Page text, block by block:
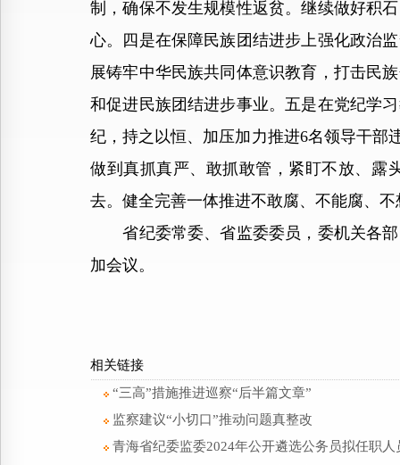
制，确保不发生规模性返贫。继续做好积
心。四是在保障民族团结进步上强化政治
展铸牢中华民族共同体意识教育，打击民
和促进民族团结进步事业。五是在党纪学
纪，持之以恒、加压加力推进6名领导干部
做到真抓真严、敢抓敢管，紧盯不放、露
去。健全完善一体推进不敢腐、不能腐、
省纪委常委、省监委委员，委机关各部
加会议。
相关链接
“三高”措施推进巡察“后半篇文章”
监察建议“小切口”推动问题真整改
青海省纪委监委2024年公开遴选公务员拟任职人